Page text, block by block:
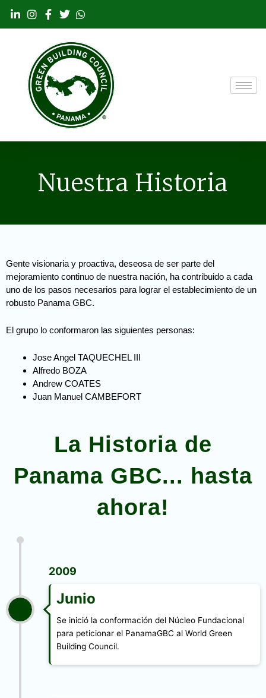
Nuestra Historia
Gente visionaria y proactiva, deseosa de ser parte del
mejoramiento continuo de nuestra nación, ha contribuido a cada
uno de los pasos necesarios para lograr el establecimiento de un
robusto Panama GBC.
El grupo lo conformaron las siguientes personas:
Jose Angel TAQUECHEL III
Alfredo BOZA
Andrew COATES
Juan Manuel CAMBEFORT
La Historia de
Panama GBC... hasta
ahora!
2009
Junio
Se inició la conformación del Núcleo Fundacional
para peticionar el PanamaGBC al World Green
Building Council.